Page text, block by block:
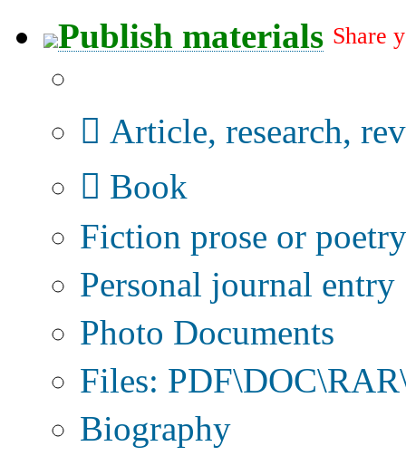
Publish materials Share
Article, research,
Book
Fiction prose or poetry
Personal journal entry
Photo Documents
Files:
Biography